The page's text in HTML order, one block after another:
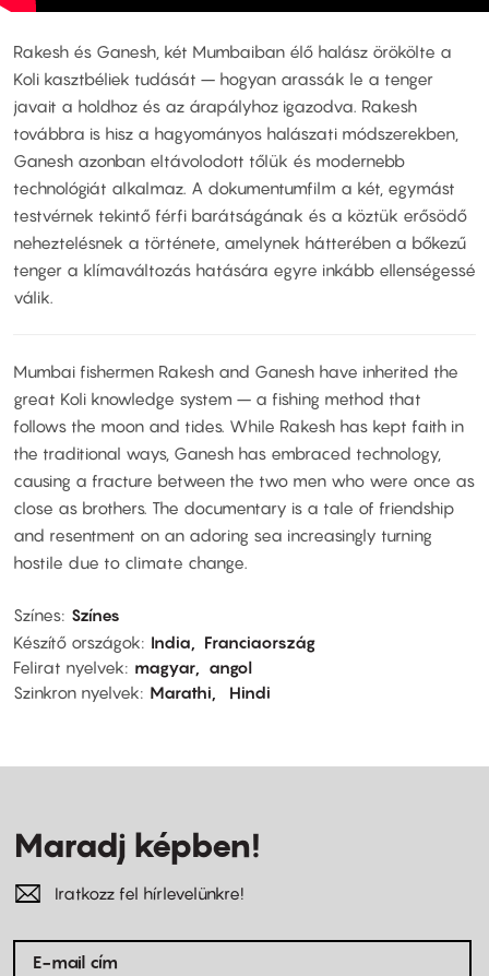
Rakesh és Ganesh, két Mumbaiban élő halász örökölte a
Koli kasztbéliek tudását – hogyan arassák le a tenger
javait a holdhoz és az árapályhoz igazodva. Rakesh
továbbra is hisz a hagyományos halászati módszerekben,
Ganesh azonban eltávolodott tőlük és modernebb
technológiát alkalmaz. A dokumentumfilm a két, egymást
testvérnek tekintő férfi barátságának és a köztük erősödő
neheztelésnek a története, amelynek hátterében a bőkezű
tenger a klímaváltozás hatására egyre inkább ellenségessé
válik.
Mumbai fishermen Rakesh and Ganesh have inherited the
great Koli knowledge system – a fishing method that
follows the moon and tides. While Rakesh has kept faith in
the traditional ways, Ganesh has embraced technology,
causing a fracture between the two men who were once as
close as brothers. The documentary is a tale of friendship
and resentment on an adoring sea increasingly turning
hostile due to climate change.
Színes Színes
Készítő országok
India
Franciaország
Felirat nyelvek
magyar
angol
Szinkron nyelvek
Marathi Hindi
Maradj képben!
Iratkozz fel hírlevelünkre!